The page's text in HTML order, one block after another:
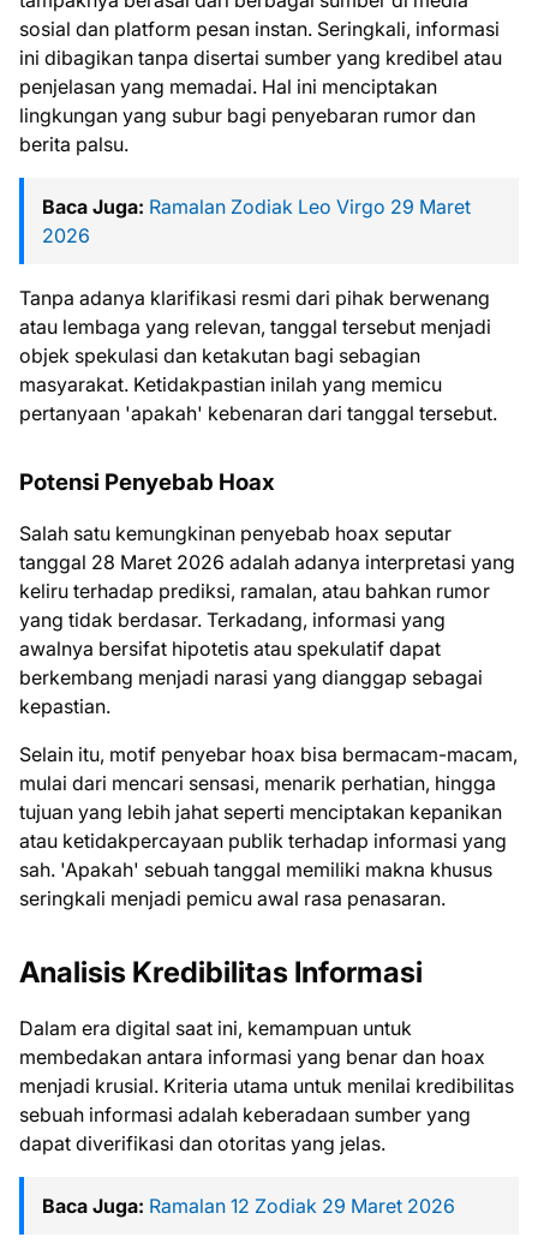
sosial dan platform pesan instan. Seringkali, informasi
ini dibagikan tanpa disertai sumber yang kredibel atau
penjelasan yang memadai. Hal ini menciptakan
lingkungan yang subur bagi penyebaran rumor dan
berita palsu.
Baca Juga: Ramalan Zodiak Leo Virgo 29 Maret
2026
Tanpa adanya klarifikasi resmi dari pihak berwenang
atau lembaga yang relevan, tanggal tersebut menjadi
objek spekulasi dan ketakutan bagi sebagian
masyarakat. Ketidakpastian inilah yang memicu
pertanyaan 'apakah' kebenaran dari tanggal tersebut.
Potensi Penyebab Hoax
Salah satu kemungkinan penyebab hoax seputar
tanggal 28 Maret 2026 adalah adanya interpretasi yang
keliru terhadap prediksi, ramalan, atau bahkan rumor
yang tidak berdasar. Terkadang, informasi yang
awalnya bersifat hipotetis atau spekulatif dapat
berkembang menjadi narasi yang dianggap sebagai
kepastian.
Selain itu, motif penyebar hoax bisa bermacam-macam,
mulai dari mencari sensasi, menarik perhatian, hingga
tujuan yang lebih jahat seperti menciptakan kepanikan
atau ketidakpercayaan publik terhadap informasi yang
sah. 'Apakah' sebuah tanggal memiliki makna khusus
seringkali menjadi pemicu awal rasa penasaran.
Analisis Kredibilitas Informasi
Dalam era digital saat ini, kemampuan untuk
membedakan antara informasi yang benar dan hoax
menjadi krusial. Kriteria utama untuk menilai kredibilitas
sebuah informasi adalah keberadaan sumber yang
dapat diverifikasi dan otoritas yang jelas.
Baca Juga: Ramalan 12 Zodiak 29 Maret 2026